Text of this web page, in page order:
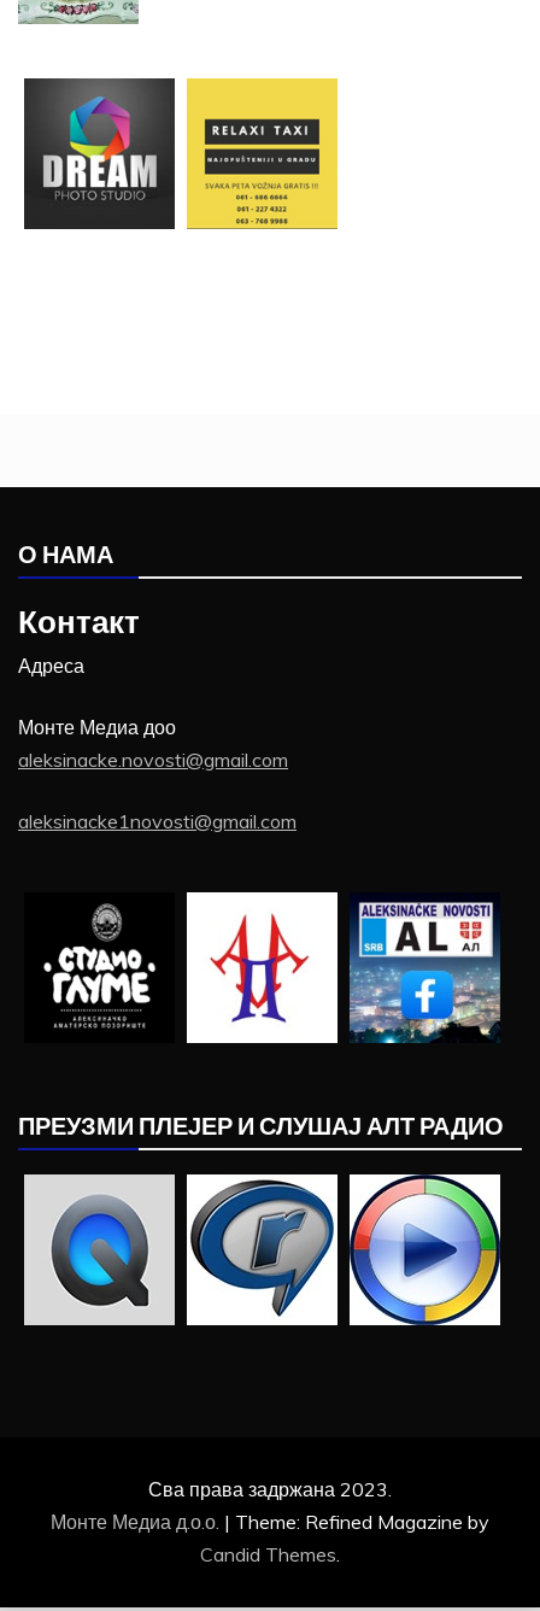
О НАМА
Контакт
Адреса
Монте Медиа доо
aleksinacke.novosti@gmail.com
aleksinacke1novosti@gmail.com
ПРЕУЗМИ ПЛЕЈЕР И СЛУШАЈ АЛТ РАДИО
Сва права задржана 2023.
Монте Медиа д.о.о. | Theme: Refined Magazine by
Candid Themes.